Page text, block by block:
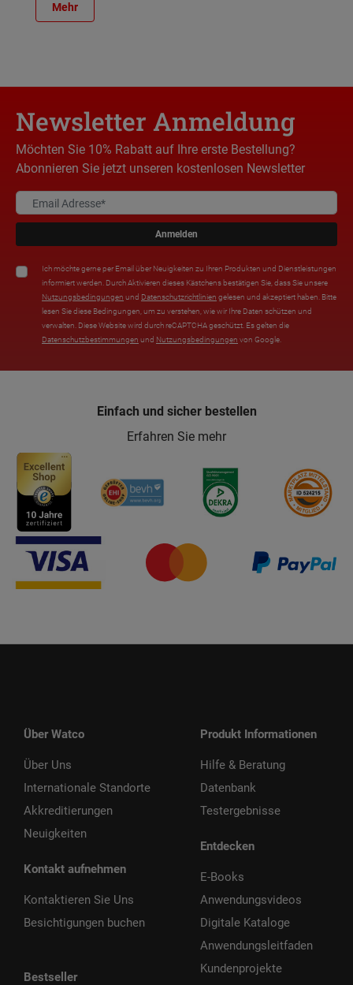
Mehr
Newsletter Anmeldung
Möchten Sie 10% Rabatt auf Ihre erste Bestellung?
Abonnieren Sie jetzt unseren kostenlosen Newsletter
Anmelden
Ich möchte gerne per Email über Neuigkeiten zu Ihren Produkten und Dienstleistungen
informiert werden. Durch Aktivieren dieses Kästchens bestätigen Sie, dass Sie unsere
Nutzungsbedingungen und Datenschutzrichtlinien gelesen und akzeptiert haben. Bitte
lesen Sie diese Bedingungen, um zu verstehen, wie wir Ihre Daten schützen und
verwalten. Diese Website wird durch reCAPTCHA geschützt. Es gelten die
Datenschutzbestimmungen und Nutzungsbedingungen von Google.
Einfach und sicher bestellen
Erfahren Sie mehr
Über Watco
Über Uns
Internationale Standorte
Akkreditierungen
Neuigkeiten
Kontakt aufnehmen
Kontaktieren Sie Uns
Besichtigungen buchen
Bestseller
Produkt Informationen
Hilfe & Beratung
Datenbank
Testergebnisse
Entdecken
E-Books
Anwendungsvideos
Digitale Kataloge
Anwendungsleitfaden
Kundenprojekte